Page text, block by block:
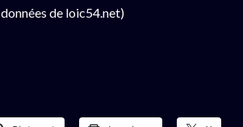
données de loic54.net)